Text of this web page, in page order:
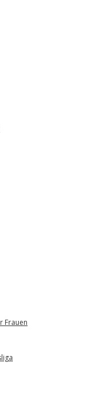
Frauen